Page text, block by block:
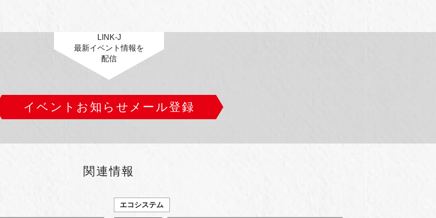
LINK-J
最新イベント情報を
配信
イベントお知らせメール登録
関連情報
エコシステム